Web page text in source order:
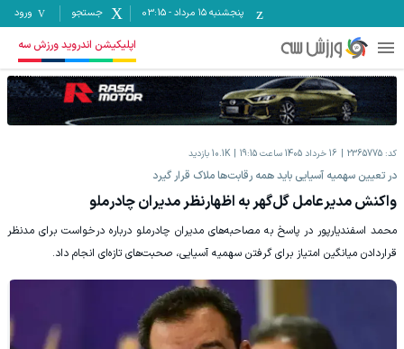
پنجشنبه ۱۵ مرداد -
03:15 جستجو ورود
اپلیکیشن اندروید ورزش سه
کد: 2365775 16 خرداد 1405 ساعت 19:15 10.1K بازدید
در تعیین سهمیه آسیایی باید همه رقابت‌ها ملاک قرار گیرد
واکنش مدیرعامل گل‌گهر به اظهارنظر مدیران چادرملو
محمد اسفندیارپور در پاسخ به مصاحبه‌های مدیران چادرملو درباره درخواست برای مدنظر
قراردادن میانگین امتیاز برای گرفتن سهمیه آسیایی، صحبت‌های تازه‌ای انجام داد.